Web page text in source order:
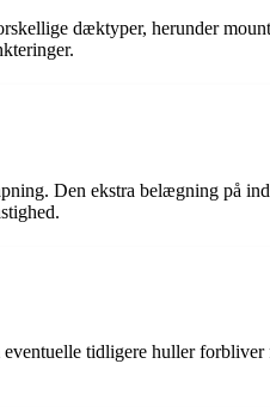
dæktyper, herunder
Den ekstra belægning på
tidligere huller